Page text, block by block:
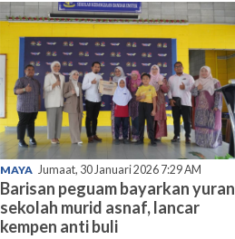
MAYA Jumaat, 30 Januari 2026 7:29 AM
Barisan peguam bayarkan yuran
sekolah murid asnaf, lancar
kempen anti buli